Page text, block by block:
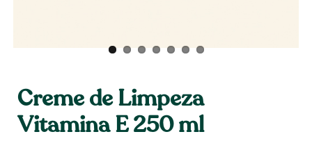
Creme de Limpeza
Vitamina E 250 ml